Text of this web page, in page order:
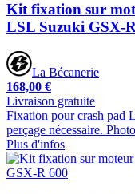
Kit fixation sur
LSL Suzuki GSX-
La Bécanerie
168,00 €
Livraison gratuite
Fixation pour crash pad
perçage nécessaire.
Plus d'infos